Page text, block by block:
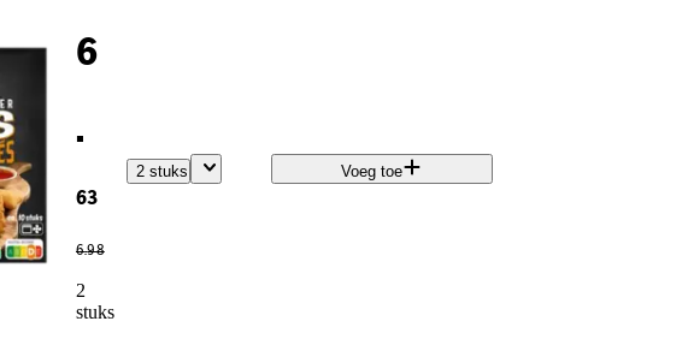
6
.
63
6.98
2
stuks
2 stuks Voeg toe